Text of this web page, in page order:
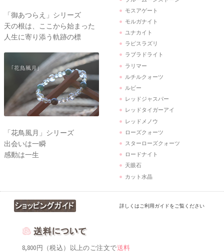
「御あつらえ」シリーズ
天の根は、ここから始まった
人生に寄り添う軌跡の標
「花鳥風月」シリーズ
出会いは一瞬
感動は一生
モスアゲート
モルガナイト
ユナカイト
ラピスラズリ
ラブラドライト
ラリマー
ルチルクォーツ
ルビー
レッドジャスパー
レッドタイガーアイ
レッドメノウ
ローズクォーツ
スターローズクォーツ
ロードナイト
天眼石
カット水晶
詳しくはご利用ガイドをご覧ください
8,800円（税込）以上のご注文で送料